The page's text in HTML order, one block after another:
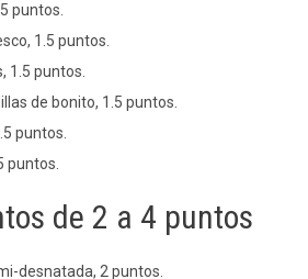
puntos.
1.5 puntos.
1.5 puntos.
de bonito, 1.5 puntos.
puntos.
puntos.
de 2 a 4 puntos
desnatada, 2 puntos.